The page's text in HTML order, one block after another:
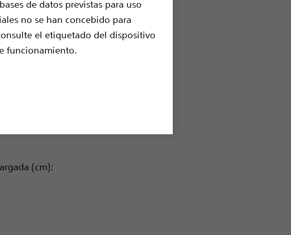
de datos previstas para uso
no se han concebido para
el etiquetado del dispositivo
funcionamiento.
distal (Fr):
(cm):